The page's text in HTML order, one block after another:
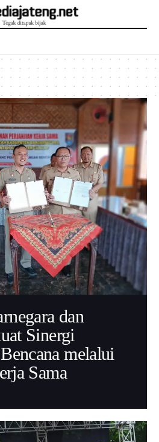
dan
Sinergi
melalui
Sama